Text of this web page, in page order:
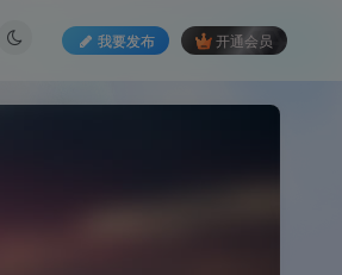
我要发布 开通会员